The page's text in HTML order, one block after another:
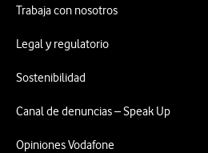
Trabaja con nosotros
Legal y regulatorio
Sostenibilidad
Canal de denuncias – Speak Up
Opiniones Vodafone